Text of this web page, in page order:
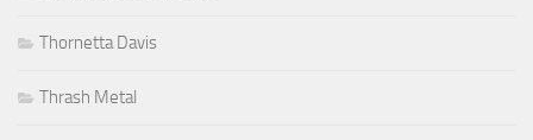
Thornetta Davis
Thrash Metal